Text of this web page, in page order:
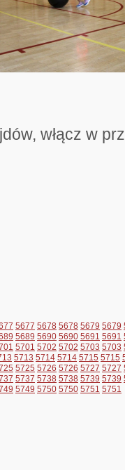
włącz w
5677 5678 5678 5679 5679
5689 5690 5690 5691 5691
5701 5702 5702 5703 5703
5713 5714 5714 5715 5715
5725 5726 5726 5727 5727
5737 5738 5738 5739 5739
5749 5750 5750 5751 5751